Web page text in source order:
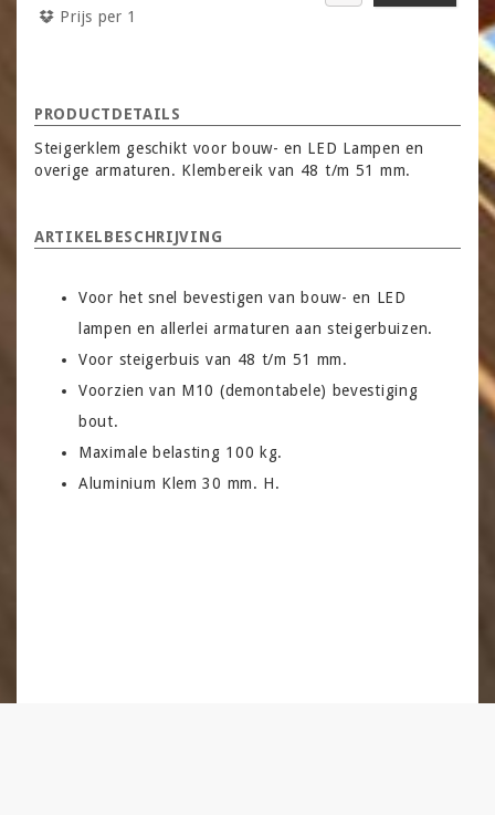
Prijs per 1
PRODUCTDETAILS
Steigerklem geschikt voor bouw- en LED Lampen en
overige armaturen. Klembereik van 48 t/m 51 mm.
ARTIKELBESCHRIJVING
Voor het snel bevestigen van bouw- en LED
lampen en allerlei armaturen aan steigerbuizen.
Voor steigerbuis van 48 t/m 51 mm.
Voorzien van M10 (demontabele) bevestiging
bout.
Maximale belasting 100 kg.
Aluminium Klem 30 mm. H.